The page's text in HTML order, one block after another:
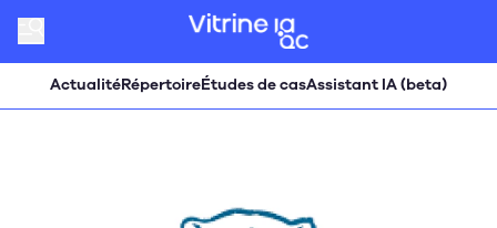
ActualitéRépertoireÉtudes de casAssistant IA (beta)